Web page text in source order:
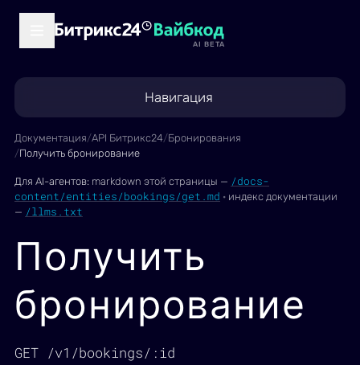
AI BETA
Навигация
Документация/API Битрикс24/Бронирования
/Получить бронирование
Для AI-агентов: markdown этой страницы — /docs-
content/entities/bookings/get.md · индекс документации
— /llms.txt
Получить
бронирование
GET /v1/bookings/:id